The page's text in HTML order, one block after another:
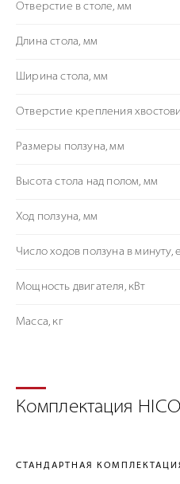
Отверстие в столе, мм
Длина стола, мм
Ширина стола, мм
Отверстие крепления
Размеры ползуна, мм
Высота стола над полом, мм
Ход ползуна, мм
Число ходов ползуна в минуту,
Мощность двигателя, кВт
Масса, кг
Комплектация
СТАНДАРТНАЯ